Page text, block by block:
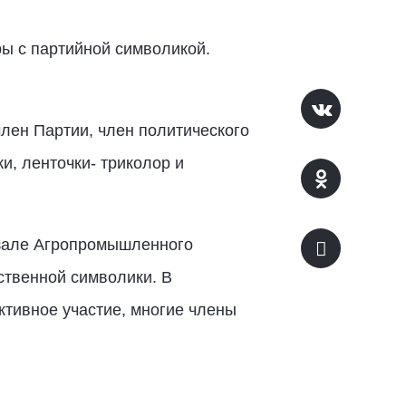
с партийной символикой.
Партии, член политического
ленточки- триколор и
Агропромышленного
символики. В
участие, многие члены